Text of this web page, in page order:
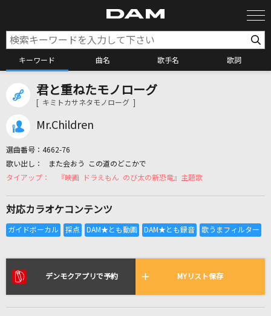
キーワード 曲名 歌手名 歌詞
カラオケ検索
カラオケリクエスト
[生音]夢をかなえてドラえもん
君と重ねたモノローグ
[ キミトカサネタモノローグ ]
Mr.Children
選曲番号： 4662-76
また会おう この道のどこかで
『映画 ドラえもん のび太の新恐竜』主題歌
対応カラオケコンテンツ
デンモクアプリで予約 MYリスト保存